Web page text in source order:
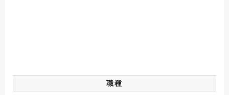
職種